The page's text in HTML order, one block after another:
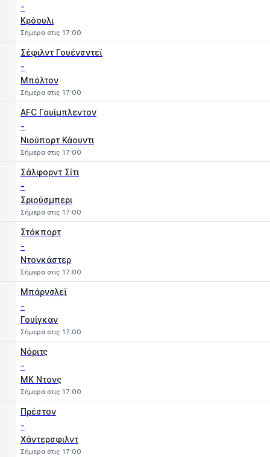
-
Κρόουλι
Σήμερα στις 17:00
Σέφιλντ Γουένσντεϊ
-
Μπόλτον
Σήμερα στις 17:00
AFC Γουίμπλεντον
-
Νιούπορτ Κάουντι
Σήμερα στις 17:00
Σάλφορντ Σίτι
-
Σριούσμπερι
Σήμερα στις 17:00
Στόκπορτ
-
Ντονκάστερ
Σήμερα στις 17:00
Μπάρνσλεϊ
-
Γουίγκαν
Σήμερα στις 17:00
Νόριτς
-
MK Ντονς
Σήμερα στις 17:00
Πρέστον
-
Χάντερσφιλντ
Σήμερα στις 17:00